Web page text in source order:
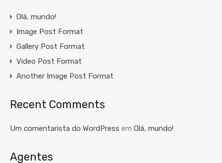
Olá, mundo!
Image Post Format
Gallery Post Format
Video Post Format
Another Image Post Format
Recent Comments
Um comentarista do WordPress em Olá, mundo!
Agentes